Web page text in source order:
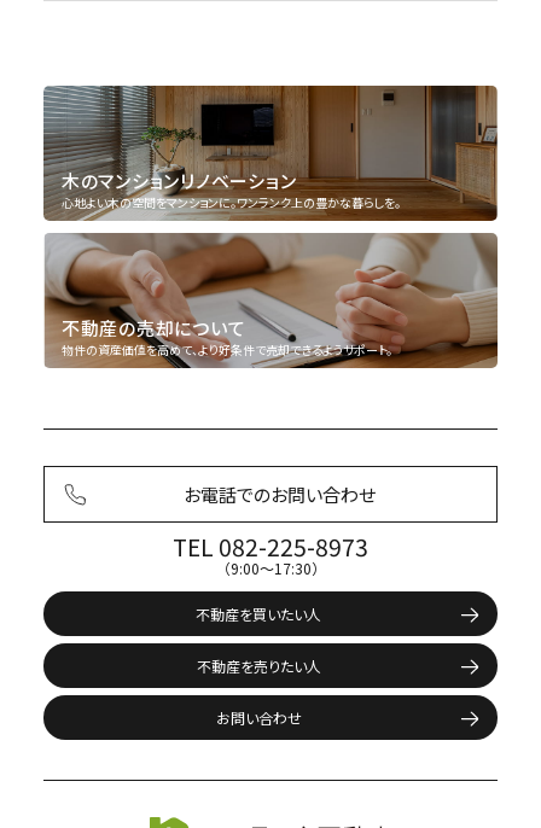
木のマンションリノベーション
心地よい木の空間をマンションに。ワンランク上の豊かな暮らしを。
不動産の売却について
物件の資産価値を高めて、より好条件で売却できるようサポート。
お電話でのお問い合わせ
TEL 082-225-8973
（9:00〜17:30）
不動産を買いたい人
不動産を売りたい人
お問い合わせ